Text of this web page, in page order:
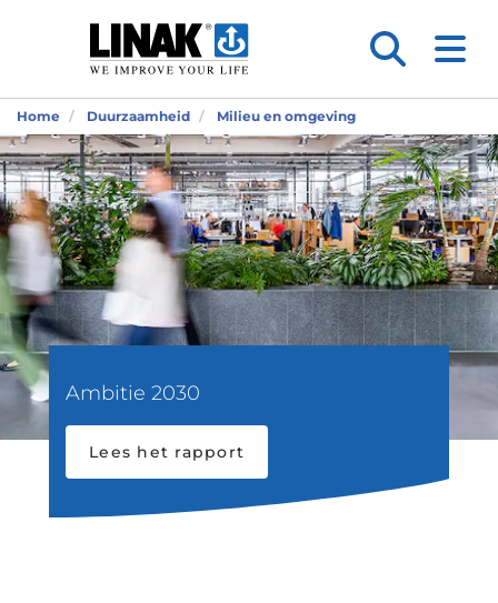
Home Duurzaamheid Milieu en omgeving
Ambitie 2030
Lees het rapport